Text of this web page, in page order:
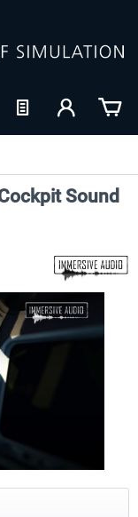
FSDG - Flight Suite Pro
Sound